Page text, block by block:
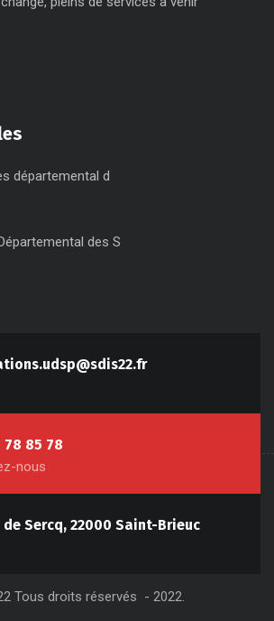
départemental d
des S
78 85 78
nous
de Sercq, 22000 Saint-Brieuc
Tous droits réservés - 2022.